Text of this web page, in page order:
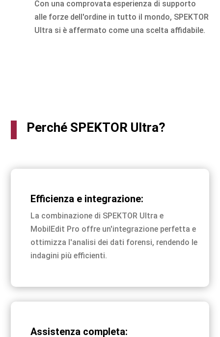
Con una comprovata esperienza di supporto
alle forze dell'ordine in tutto il mondo, SPEKTOR
Ultra si è affermato come una scelta affidabile.
Perché SPEKTOR Ultra?
Efficienza e integrazione:
La combinazione di SPEKTOR Ultra e
MobilEdit Pro offre un'integrazione perfetta e
ottimizza l'analisi dei dati forensi, rendendo le
indagini più efficienti.
Assistenza completa: